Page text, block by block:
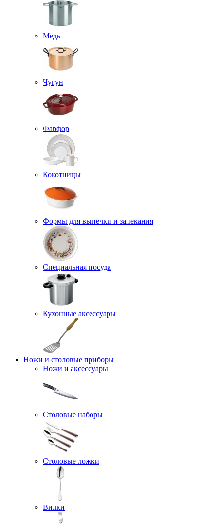
Медь
Чугун
Фарфор
Кокотницы
Формы для выпечки и запекания
Специальная посуда
Кухонные аксессуары
Ножи и столовые приборы
Ножи и аксессуары
Столовые наборы
Столовые ложки
Вилки